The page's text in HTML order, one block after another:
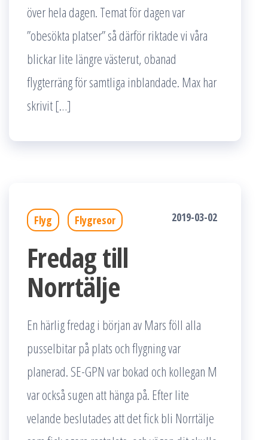
över hela dagen. Temat för dagen var
”obesökta platser” så därför riktade vi våra
blickar lite längre västerut, obanad
flygterräng för samtliga inblandade. Max har
skrivit […]
Flyg Flygresor 2019-03-02
Fredag till
Norrtälje
En härlig fredag i början av Mars föll alla
pusselbitar på plats och flygning var
planerad. SE-GPN var bokad och kollegan M
var också sugen att hänga på. Efter lite
velande beslutades att det fick bli Norrtälje